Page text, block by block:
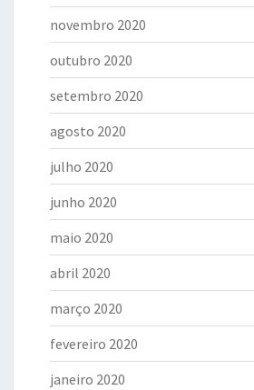
novembro 2020
outubro 2020
setembro 2020
agosto 2020
julho 2020
junho 2020
maio 2020
abril 2020
março 2020
fevereiro 2020
janeiro 2020